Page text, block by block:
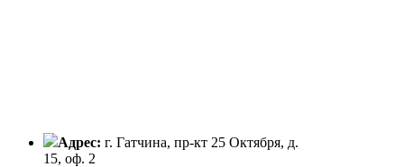
Адрес: г. Гатчина, пр-кт 25 Октября, д.
15, оф. 2